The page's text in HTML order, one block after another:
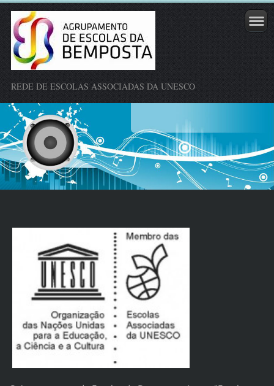
REDE DE ESCOLAS ASSOCIADAS DA UNESCO